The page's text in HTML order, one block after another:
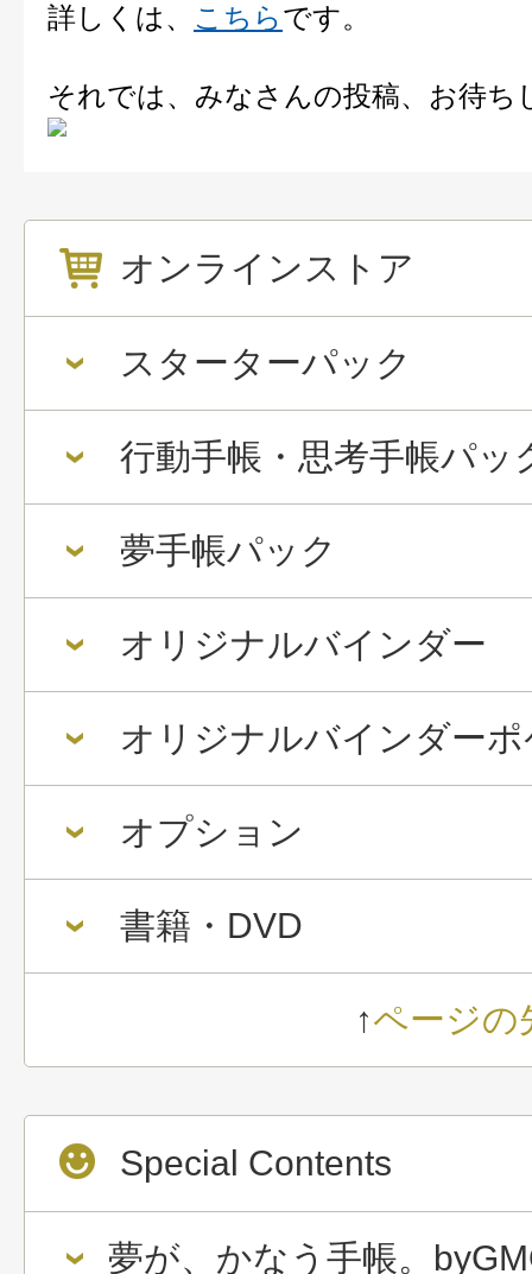
オンラインストア
スターターパック
行動手帳・思考手帳パッ
夢手帳パック
オリジナルバインダー
オリジナルバインダー
オプション
書籍・DVD
↑ページの
Special Contents
夢が、かなう手帳。
詳しくは、 こちらです。
それでは、みなさんの投稿、お待ち